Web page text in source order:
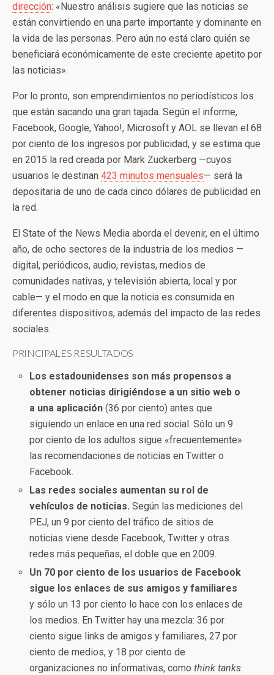
dirección: «Nuestro análisis sugiere que las noticias se
están convirtiendo en una parte importante y dominante en
la vida de las personas. Pero aún no está claro quién se
beneficiará económicamente de este creciente apetito por
las noticias».
Por lo pronto, son emprendimientos no periodísticos los
que están sacando una gran tajada. Según el informe,
Facebook, Google, Yahoo!, Microsoft y AOL se llevan el 68
por ciento de los ingresos por publicidad, y se estima que
en 2015 la red creada por Mark Zuckerberg —cuyos
usuarios le destinan 423 minutos mensuales— será la
depositaria de uno de cada cinco dólares de publicidad en
la red.
El State of the News Media aborda el devenir, en el último
año, de ocho sectores de la industria de los medios —
digital, periódicos, audio, revistas, medios de
comunidades nativas, y televisión abierta, local y por
cable— y el modo en que la noticia es consumida en
diferentes dispositivos, además del impacto de las redes
sociales.
PRINCIPALES RESULTADOS
Los estadounidenses son más propensos a
obtener noticias dirigiéndose a un sitio web o
a una aplicación (36 por ciento) antes que
siguiendo un enlace en una red social. Sólo un 9
por ciento de los adultos sigue «frecuentemente»
las recomendaciones de noticias en Twitter o
Facebook.
Las redes sociales aumentan su rol de
vehículos de noticias. Según las mediciones del
PEJ, un 9 por ciento del tráfico de sitios de
noticias viene desde Facebook, Twitter y otras
redes más pequeñas, el doble que en 2009.
Un 70 por ciento de los usuarios de Facebook
sigue los enlaces de sus amigos y familiares
y sólo un 13 por ciento lo hace con los enlaces de
los medios. En Twitter hay una mezcla: 36 por
ciento sigue links de amigos y familiares, 27 por
ciento de medios, y 18 por ciento de
organizaciones no informativas, comothink tanks.